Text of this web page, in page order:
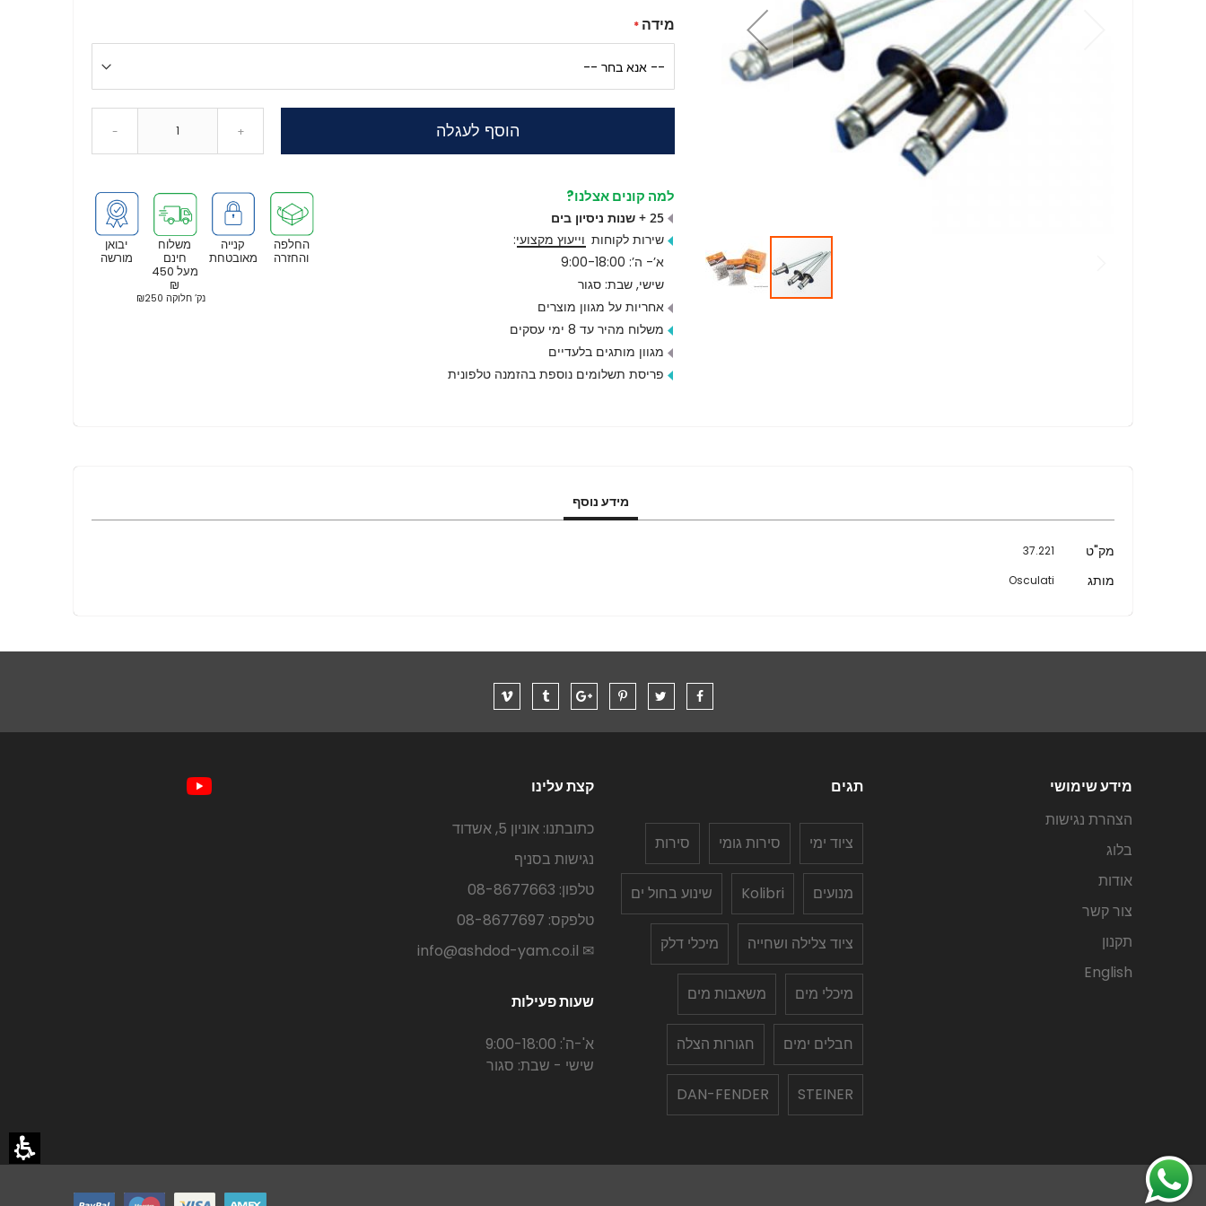
מידה
- + הוסף לעגלה
יבואן
מורשה
משלוח
חינם
מעל 450
₪
נק’ חלוקה ₪250
קנייה
מאובטחת
החלפה
והחזרה
למה קונים אצלנו?
25 + שנות ניסיון בים
שירות לקוחות וייעוץ מקצועי:
א’- ה’: 9:00-18:00
שישי, שבת: סגור
אחריות על מגוון מוצרים
משלוח מהיר עד 8 ימי עסקים
מגוון מותגים בלעדיים
פריסת תשלומים נוספת בהזמנה טלפונית
מידע נוסף
מידע
נוסף
מק"ט 37.221
מותג Osculati
מידע שימושי
הצהרת נגישות
בלוג
אודות
צור קשר
תקנון
English
תגים
ציוד ימי סירות גומי סירות
מנועים Kolibri שינוע בחול ים
ציוד צלילה ושחייה מיכלי דלק
מיכלי מים משאבות מים
חבלים ימים חגורות הצלה
STEINER
DAN-FENDER
קצת עלינו
כתובתנו: אוניון 5, אשדוד
נגישות בסניף
טלפון: 08-8677663
טלפקס: 08-8677697
✉ info@ashdod-yam.co.il
שעות פעילות
א'-ה': 9:00-18:00
שישי - שבת: סגור